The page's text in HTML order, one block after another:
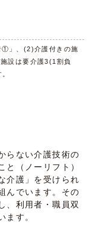
①」、(2)介護付きの施
設は要介護3(1割負
らない介護技術の
と（ノーリフト）
介護」を受けられ
んでいます。その
、利用者・職員双
ます。